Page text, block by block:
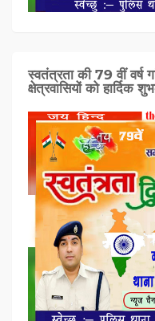
स्वतंत्रता की 79 वीं वर्ष
क्षेत्रवासियों को हार्दिक